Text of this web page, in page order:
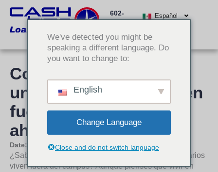
contenido
602-
3000
Español
Consejos para que los
universitarios que viven
fuera del campus
ahorren dinero
Date: 6 de febrero de 2020
¿Sabías que la mayoría de los estudiantes universitarios
viven fuera del campus? Aunque pienses que vivir en
We've detected you might be
speaking a different language. Do
you want to change to:
English
Change Language
Close and do not switch language